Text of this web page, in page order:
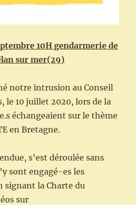
10H gendarmerie de
sur mer(29)
notre intrusion au Conseil
le 10 juillet 2020, lors de la
échangeaient sur le thème
en Bretagne.
s’est déroulée sans
sont engagé-es les
signant la Charte du
sur